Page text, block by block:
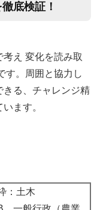
底検証！
え 変化を読み取
す。周囲と協力し
きる、チャレンジ精
ます。
：土木